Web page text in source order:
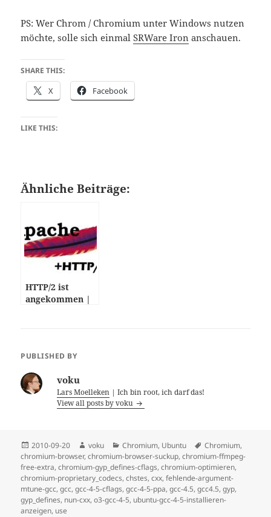
PS: Wer Chrom / Chromium unter Windows nutzen
möchte, solle sich einmalSRWare Iron anschauen.
SHARE THIS:
X Facebook
LIKE THIS:
Ähnliche Beiträge:
HTTP/2 ist
angekommen |
PUBLISHED BY
voku
Lars Moelleken | Ich bin root, ich darf das!
View all posts by voku
Posted
on
2010-09-20 Author
voku Categories
Chromium, Ubuntu Tags
Chromium,
chromium-browser,chromium-browser-suckup,chromium-ffmpeg-
free-extra,chromium-gyp_defines-cflags,chromium-optimieren,
chromium-proprietary_codecs,chstes,cxx,fehlende-argument-
mtune-gcc,gcc,gcc-4-5-cflags,gcc-4-5-ppa,gcc-4.5,gcc4.5,gyp,
gyp_defines, nun-cxx,o3-gcc-4-5, ubuntu-gcc-4-5-installieren-
anzeigen, use